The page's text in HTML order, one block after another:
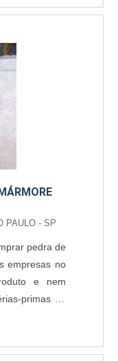
por si só,
das mais
limpeza. Por
PAULO - SP
pedra de
empresas no
e nem
primas de
um
é esperado.
para